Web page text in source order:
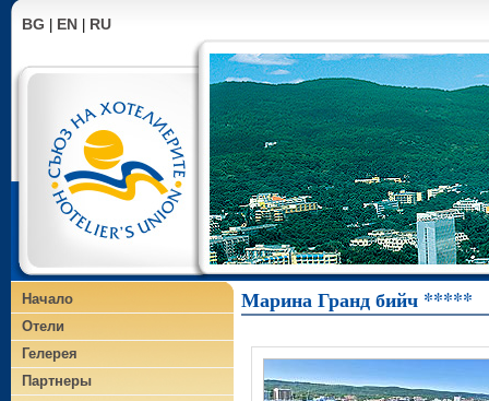
BG EN RU
Начало
Отели
Гелерея
Партнеры
Марина Гранд бийч *****